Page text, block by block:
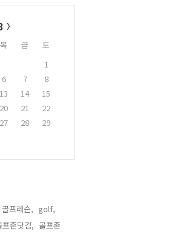
목 금
토
1
6 7
8
13 14
15
20 21
22
27 28
29
골프레슨, golf,
프존닷컴, 골프존,